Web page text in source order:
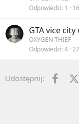
Odpowiedzi 1
GTA vice
OXYGEN THIEF
Odpowiedzi 4
Udostępnij: